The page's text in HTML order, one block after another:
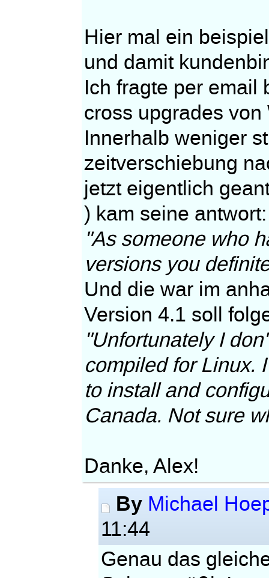
Hier mal ein
und damit
Ich fragte per email
cross upgrades
Innerhalb weniger
zeitverschiebung
jetzt eigentlich
) kam seine antwort:
"As someone who
versions you
Und die war im
Version 4.1 soll
"Unfortunately I
compiled for Linux.
to install and
Canada. Not sure
Danke, Alex!
By Michael
11:44
Genau das